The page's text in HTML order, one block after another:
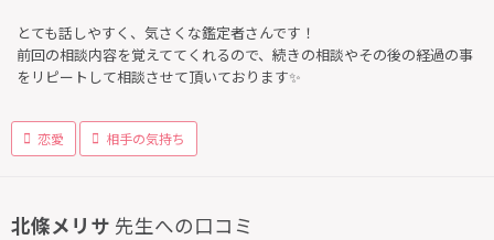
とても話しやすく、気さくな鑑定者さんです！
前回の相談内容を覚えててくれるので、続きの相談やその後の経過の事
をリピートして相談させて頂いております✨
恋愛 相手の気持ち
北條メリサ 先生への口コミ